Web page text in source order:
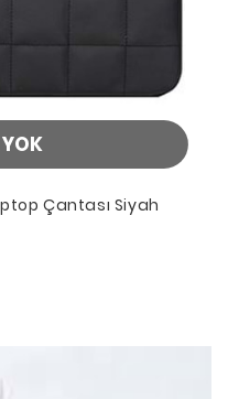
Çantası Siyah